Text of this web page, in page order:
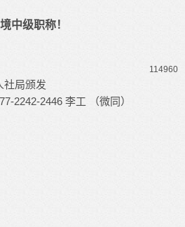
中级职称！
114960
社局颁发
2242-2446 李工 （微同）